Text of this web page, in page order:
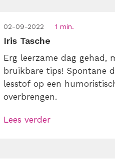
02-09-2022 1 min.
Iris Tasche
Erg leerzame dag gehad,
bruikbare tips! Spontane
lesstof op een
overbrengen.
Lees verder